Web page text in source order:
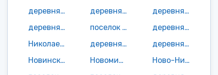
деревня Муравка
деревня Надинка
деревня Надинка
деревня Нельжичи
поселок Немчино
деревня Нижняя Злобинка
Николаевский поселок
деревня Никольщина
деревня Новая Милечь
Новинский поселок
Новомихайловский поселок
Ново-Николаевский поселок